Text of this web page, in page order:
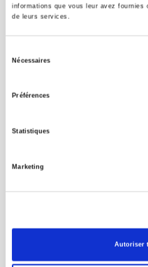
informations que vous leur avez
de leurs services.
Nécessaires
Préférences
Statistiques
Marketing
Autoriser
SCIENCES PO UNIVERSITY
original research, to edit
help public and political
FOREIGN RIGHTS
FOR BOOKSHOPS
MY ACCOUNT